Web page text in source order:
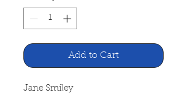
Add to Cart
Jane Smiley